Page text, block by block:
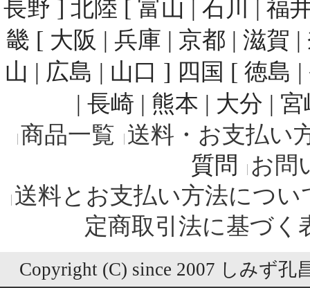
長野 ] 北陸 [ 富山 | 石川 | 福
畿 [ 大阪 | 兵庫 | 京都 | 滋賀
山 | 広島 | 山口 ] 四国 [ 徳島
| 長崎 | 熊本 | 大分 |
商品一覧 送料・お支払い
質問
お問
送料とお支払い方法につい
定商取引法に基づく
Copyright (C) since 2007 しみず